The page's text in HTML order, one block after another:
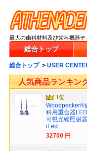
最大の歯科材料及び歯科機器
総合トップ
総合トップ > USER
人気商品ランキン
Woodpecker®
科用重合器LED
可視光線照射器
iLed
32700 円